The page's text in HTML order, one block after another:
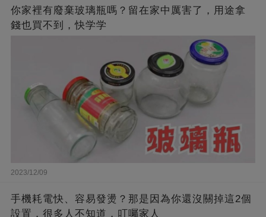
你家裡有廢棄玻璃瓶嗎？留在家中厲害了，用途拿
錢也買不到，快学学
2023/12/09
手機耗電快、容易發燙？那是因為你還沒關掉這2個
設置，很多人不知道，叮囑家人